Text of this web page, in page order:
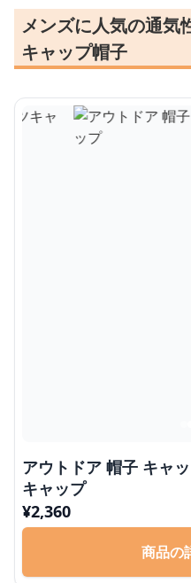
メンズに人気の通気
キャップ帽子
アウトドア 帽子 キャ
キャップ
¥2,360
商品の